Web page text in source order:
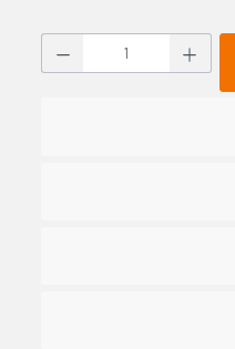
Produkt Anzahl: